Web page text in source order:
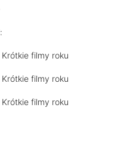
filmy roku
filmy roku
filmy roku